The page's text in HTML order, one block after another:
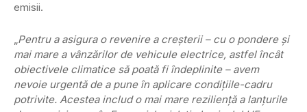
emisii.
„Pentru a asigura o revenire a creșterii – cu o pondere și
mai mare a vânzărilor de vehicule electrice, astfel încât
obiectivele climatice să poată fi îndeplinite – avem
nevoie urgentă de a pune în aplicare condițiile-cadru
potrivite. Acestea includ o mai mare reziliență a lanțurile